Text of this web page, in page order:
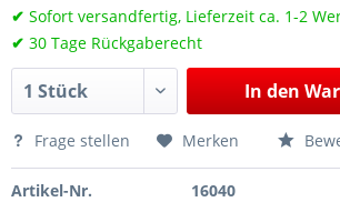
✔ Sofort versandfertig, Lieferzeit ca. 1-2
✔ 30 Tage Rückgaberecht
In den
Frage stellen Merken
Artikel-Nr. 16040